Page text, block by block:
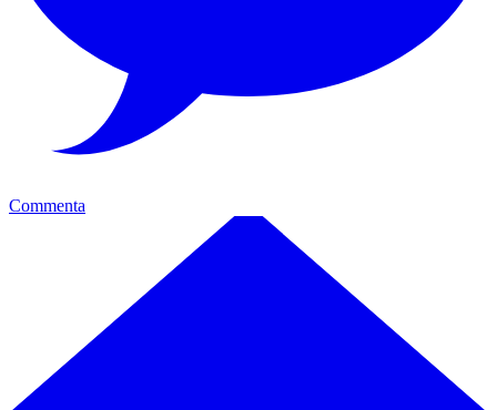
Commenta